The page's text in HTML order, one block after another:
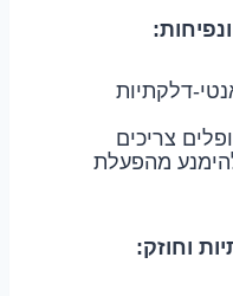
דלקתיות
צריכים
מהפעלת
וחוזק: